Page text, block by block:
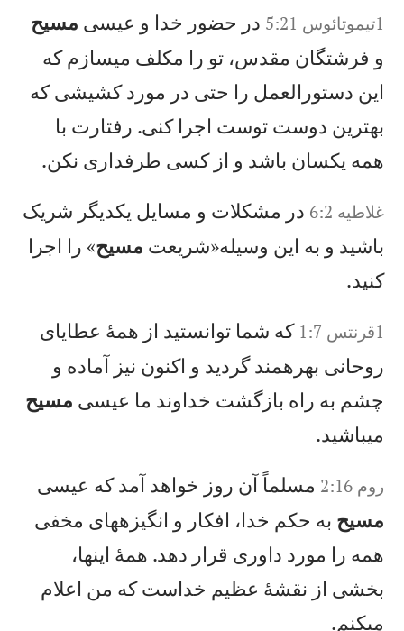
1تيموتائوس 5:21 در حضور خدا و عيسی مسيح
و فرشتگان مقدس، تو را مكلف میسازم كه
اين دستورالعمل را حتی در مورد كشيشی كه
بهترين دوست توست اجرا كنی. رفتارت با
همه يكسان باشد و از كسی طرفداری نكن.
غلاطيه 6:2
در مشكلات و مسايل يكديگر شريک
باشيد و به اين وسيله«شريعت مسيح» را اجرا
كنيد.
1‏قرنتس 1:7
كه شما توانستيد از همهٔ عطايای
روحانی بهرهمند گرديد و اكنون نيز آماده و
چشم به راه بازگشت خداوند ما عيسی مسيح
میباشيد.
روم 2:16
مسلماً آن روز خواهد آمد كه عيسی
مسيح به حكم خدا، افكار و انگيزههای مخفی
همه را مورد داوری قرار دهد. همهٔ اينها،
بخشی از نقشهٔ عظيم خداست كه من اعلام
میكنم.